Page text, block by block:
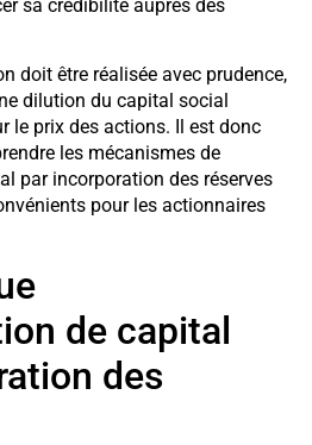
sa crédibilité auprès des
doit être réalisée avec prudence,
dilution du capital social
le prix des actions. Il est donc
les mécanismes de
par incorporation des réserves
pour les actionnaires
de capital
des